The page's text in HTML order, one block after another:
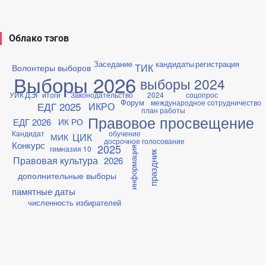
Облако тэгов
Волонтеры выборов
Выборы 2026
ДЭГ
ЕДГ 2025
ЕДГ 2026
Законодательство
Заседание
ИК РО
ИКРО
Кандидат
Конкурс
МИК
Правовая культура
Правовое просвещение
ТИК
УИК
Форум
ЦИК
выборы 2024
гимназия 10
дополнительные выборы
досрочное голосование
информация
итоги
кандидаты
международное сотрудничество
обучение
памятные даты
план работы
праздник
регистрация
соцопрос
численность избирателей
2024
2025
2026